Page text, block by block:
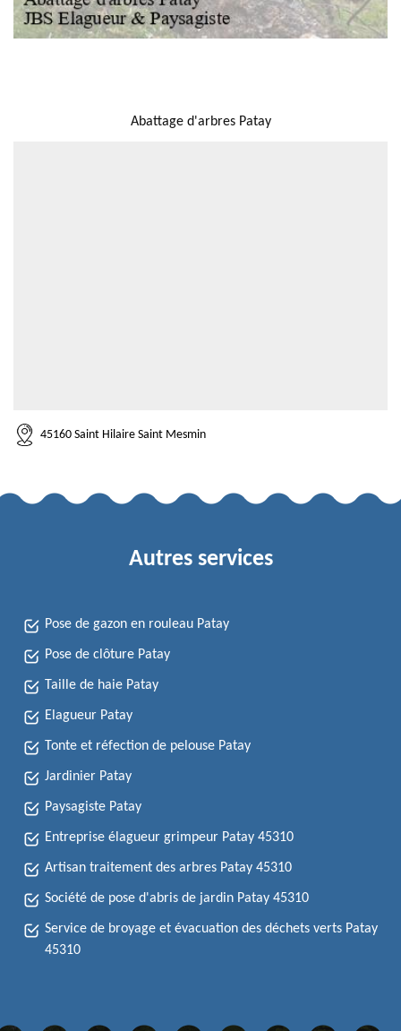
Abattage d'arbres Patay
45160 Saint Hilaire Saint Mesmin
Autres services
Pose de gazon en rouleau Patay
Pose de clôture Patay
Taille de haie Patay
Elagueur Patay
Tonte et réfection de pelouse Patay
Jardinier Patay
Paysagiste Patay
Entreprise élagueur grimpeur Patay 45310
Artisan traitement des arbres Patay 45310
Société de pose d'abris de jardin Patay 45310
Service de broyage et évacuation des déchets verts Patay
45310